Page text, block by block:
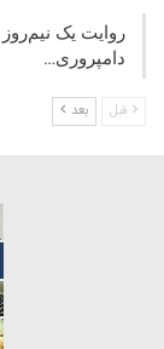
روایت یک
دامپروری…
قبل بعد